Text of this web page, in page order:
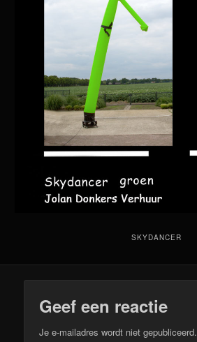
SKYDANCER
Geef een reactie
Je e-mailadres wordt niet gepubliceerd.